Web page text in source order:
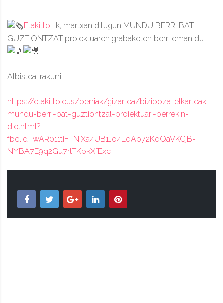
Etakitto -k, martxan ditugun MUNDU BERRI BAT
GUZTIONTZAT proiektuaren grabaketen berri eman du
Albistea irakurri:
https://etakitto.eus/berriak/gizartea/bizipoza-elkarteak-
mundu-berri-bat-guztiontzat-proiektuari-berrekin-
dio.html?
fbclid=IwAR011tiFTNiXa4UB1Jo4LqAp72KqQaVKCjB-
NYBA7E9q2Gu7rtTKbkXfExc